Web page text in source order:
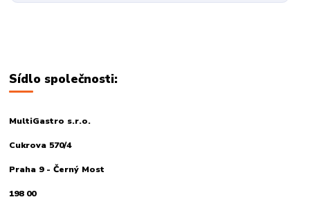
Sídlo společnosti:
MultiGastro s.r.o.
Cukrova 570/4
Praha 9 - Černý Most
198 00